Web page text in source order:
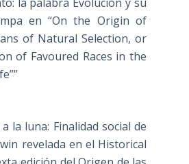
en “On the Origin of
of Natural Selection, or
of Favoured Races in the
la luna: Finalidad social de
revelada en el Historical